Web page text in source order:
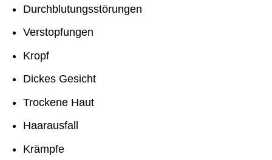
Durchblutungsstörungen
Verstopfungen
Kropf
Dickes Gesicht
Trockene Haut
Haarausfall
Krämpfe